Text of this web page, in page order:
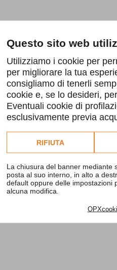
Questo sito web
Utilizziamo i cookie per
per migliorare la tua
consigliamo di tenerli
cookie e, se lo desideri,
Eventuali cookie di
esclusivamente previa
Consulta l'informativa
RIFIUTA
La chiusura del banner mediante
posta al suo interno, in alto a
default oppure delle impostazioni
alcuna modifica.